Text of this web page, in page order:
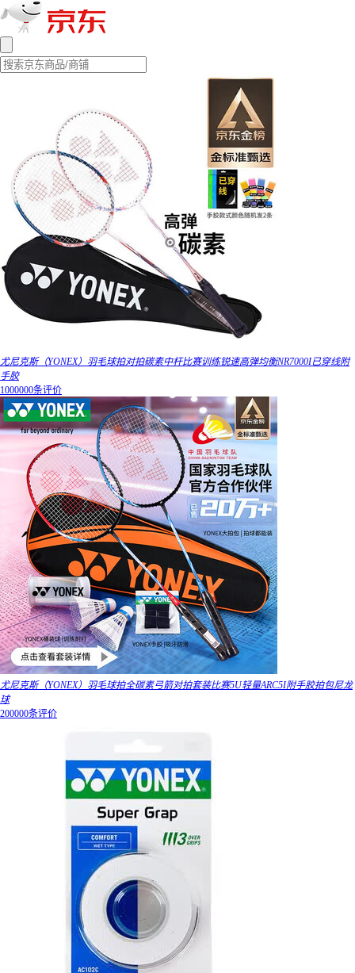
尤尼克斯（YONEX）羽毛球拍对拍碳素中杆比赛训练锐速高弹均衡NR7000I已穿线附
手胶
1000000条评价
尤尼克斯（YONEX）羽毛球拍全碳素弓箭对拍套装比赛5U轻量ARC5I附手胶拍包尼龙
球
200000条评价